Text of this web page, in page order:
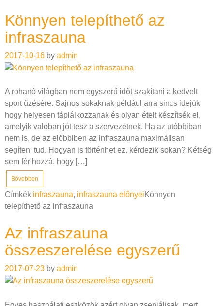
Könnyen telepíthető az
infraszauna
2017-10-16 by admin
A rohanó világban nem egyszerű időt szakítani a kedvelt
sport űzésére. Sajnos sokaknak például arra sincs idejük,
hogy helyesen táplálkozzanak és olyan ételt készítsék el,
amelyik valóban jót tesz a szervezetnek. Ha az utóbbiban
nem is, de az előbbiben az infraszauna maximálisan
segíteni tud. Hogyan is történhet ez, kérdezik sokan? Kétség
sem fér hozzá, hogy […]
Bővebben
Címkék infraszauna, infraszauna előnyeiKönnyen
telepíthető az infraszauna
Az infraszauna
összeszerelése egyszerű
2017-07-23 by admin